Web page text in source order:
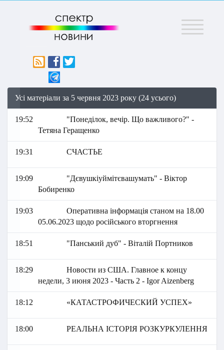
Меню
Усі матеріали за 5 червня 2023 року (24 усього)
19:52
"Понеділок, вечір. Що важливого?" -
Тетяна Геращенко
19:31 СЧАСТЬЕ
19:09
"Дєвушкіуймітєвашумать" - Віктор
Бобиренко
19:03
Оперативна інформація станом на 18.00
05.06.2023 щодо російського вторгнення
18:51 "Панський дуб" - Віталій Портников
18:29
Новости из США. Главное к концу
недели, 3 июня 2023 - Часть 2 - Igor Aizenberg
18:12 «КАТАСТРОФИЧЕСКИЙ УСПЕХ»
18:00 РЕАЛЬНА ІСТОРІЯ РОЗКУРКУЛЕННЯ